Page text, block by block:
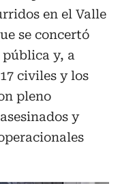
en el Valle
se concertó
y, a
civiles y los
pleno
y